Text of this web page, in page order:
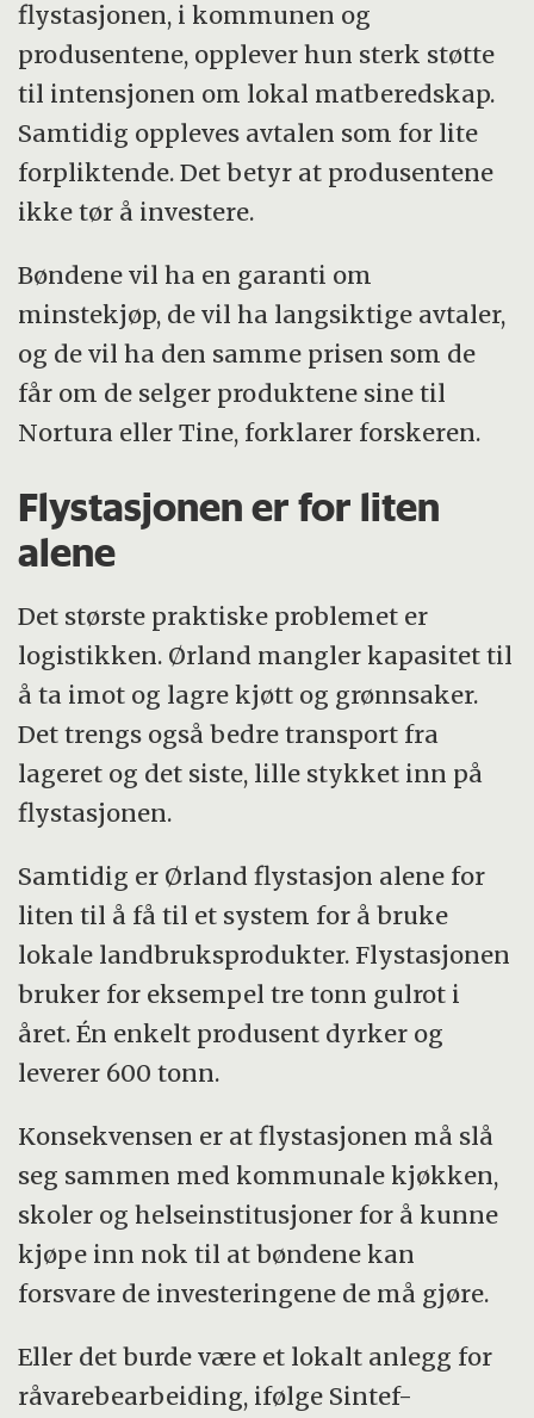
flystasjonen, i kommunen og
produsentene, opplever hun sterk støtte
til intensjonen om lokal matberedskap.
Samtidig oppleves avtalen som for lite
forpliktende. Det betyr at produsentene
ikke tør å investere.
Bøndene vil ha en garanti om
minstekjøp, de vil ha langsiktige avtaler,
og de vil ha den samme prisen som de
får om de selger produktene sine til
Nortura eller Tine, forklarer forskeren.
Flystasjonen er for liten
alene
Det største praktiske problemet er
logistikken. Ørland mangler kapasitet til
å ta imot og lagre kjøtt og grønnsaker.
Det trengs også bedre transport fra
lageret og det siste, lille stykket inn på
flystasjonen.
Samtidig er Ørland flystasjon alene for
liten til å få til et system for å bruke
lokale landbruksprodukter. Flystasjonen
bruker for eksempel tre tonn gulrot i
året. Én enkelt produsent dyrker og
leverer 600 tonn.
Konsekvensen er at flystasjonen må slå
seg sammen med kommunale kjøkken,
skoler og helseinstitusjoner for å kunne
kjøpe inn nok til at bøndene kan
forsvare de investeringene de må gjøre.
Eller det burde være et lokalt anlegg for
råvarebearbeiding, ifølge Sintef-